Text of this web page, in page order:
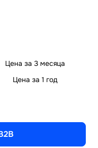
Цена за 3 месяца
Цена за 1 год